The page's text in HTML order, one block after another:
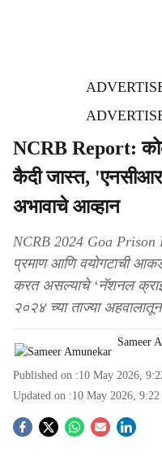
NCRB Report:
कैदी जास्त,
अभावाचे आव्हान
NCRB 2024 Goa Prison
प्रमाण आणि वयोगटाची
करत असल्याचे ‘नॅशनल
२०२४ च्या ताज्या
Sameer
Published on :10 May 2026,
Updated on :10 May 2026,
S